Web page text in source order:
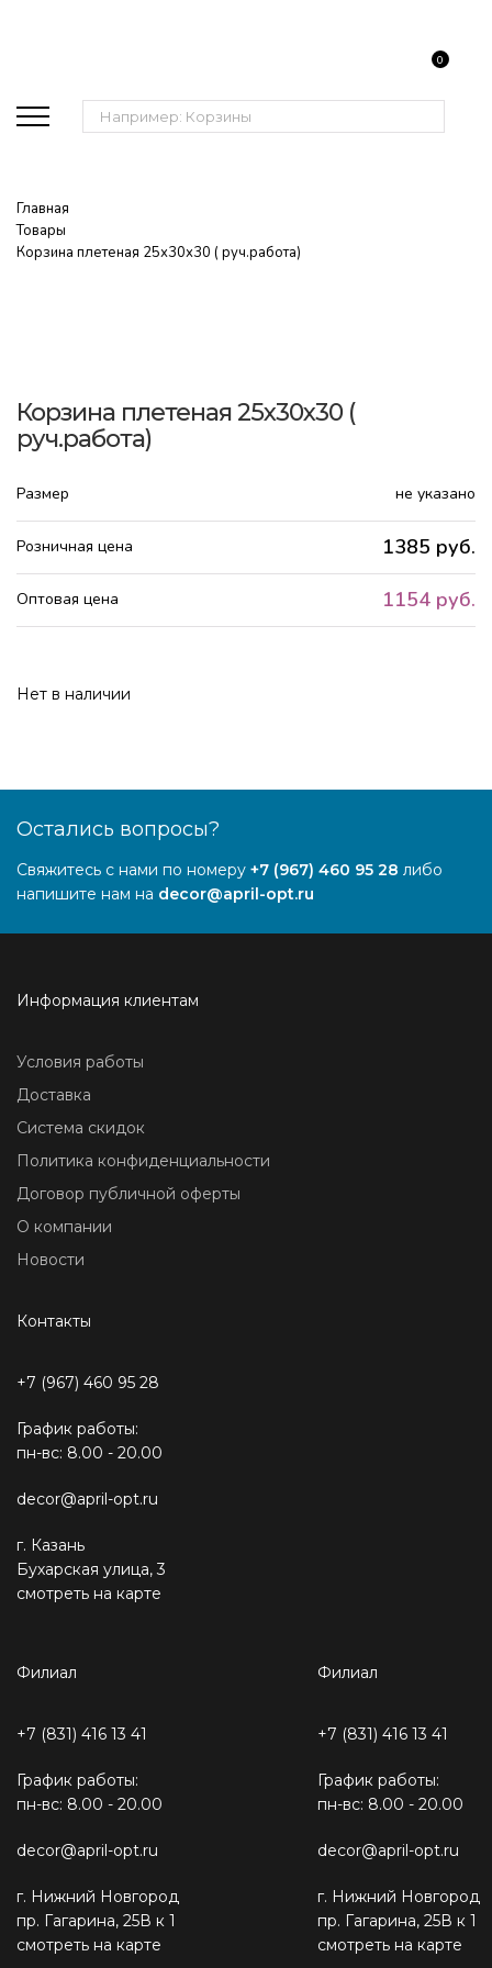
Поиск:
0
Главная
Товары
Корзина плетеная 25х30х30 ( руч.работа)
Корзина плетеная 25х30х30 (
руч.работа)
Размер не указано
Розничная цена 1385 руб.
Оптовая цена 1154 руб.
Нет в наличии
Остались вопросы?
Свяжитесь с нами по номеру +7 (967) 460 95 28 либо
напишите нам на decor@april-opt.ru
Информация клиентам
Условия работы
Доставка
Система скидок
Политика конфиденциальности
Договор публичной оферты
О компании
Новости
Контакты
+7 (967) 460 95 28
График работы:
пн-вс: 8.00 - 20.00
decor@april-opt.ru
г. Казань
Бухарская улица, 3
смотреть на карте
Филиал
+7 (831) 416 13 41
График работы:
пн-вс: 8.00 - 20.00
decor@april-opt.ru
г. Нижний Новгород
пр. Гагарина, 25В к 1
смотреть на карте
Филиал
+7 (831) 416 13 41
График работы:
пн-вс: 8.00 - 20.00
decor@april-opt.ru
г. Нижний Новгород
пр. Гагарина, 25В к 1
смотреть на карте